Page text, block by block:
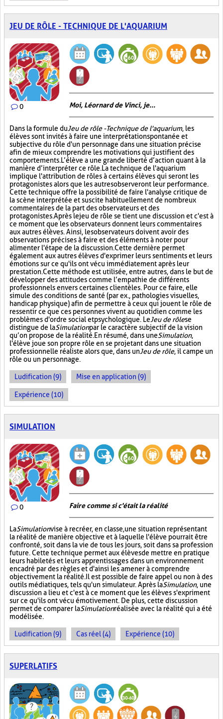
JEU DE RÔLE - TECHNIQUE DE L'AQUARIUM
0 Moi, Léornard de Vinci, je...
Dans la formule duJeu de rôle - Technique de l'aquarium, les
élèves sont invités à faire une interprétation spontanée et
subjective du rôle d'un personnage dans une situation précise
afin de mieux comprendre les motivations qui justifient des
comportements. L’élève a une grande liberté d’action quant à la
manière d’interpréter ce rôle. La technique de l'aquarium
implique l'attribution de rôles à certains élèves qui seront les
protagonistes alors que les autres observeront leur performance.
Cette technique offre la possibilité de faire l'analyse critique de
la scène interprétée et suscite habituellement de nombreux
commentaires de la part des observateurs et des
protagonistes. Après le jeu de rôle se tient une discussion et c'est à
ce moment que les observateurs donnent leurs commentaires
aux autres élèves. Ainsi, les observateurs doivent avoir des
observations précises à faire et des éléments à noter pour
alimenter l'étape de la discussion. Cette dernière permet
également aux autres élèves d'exprimer leurs sentiments et leurs
émotions sur ce qu'ils ont vécu immédiatement après leur
prestation. Cette méthode est utilisée, entre autres, dans le but de
développer des attitudes comme l’empathie de différents
professionnels envers certaines clientèles. Pour ce faire, elle
simule des conditions de santé (par ex., pathologies visuelles,
handicap physique) afin de permettre à ceux qui jouent le rôle de
ressentir ce que ces personnes vivent au quotidien comme les
problèmes d'ordre social et psychologique. LeJeu de rôlese
distingue de laSimulationpar le caractère subjectif de la vision
qu’on propose de la réalité. En résumé, dans uneSimulation,
l'élève joue son propre rôle en se projetant dans une situation
professionnelle réaliste alors que, dans unJeu de rôle, il campe un
rôle ou un personnage.
Ludification (9) Mise en application (9)
Expérience (10)
SIMULATION
0 Faire comme si c'était la réalité
LaSimulationvise à recréer, en classe, une situation représentant
la réalité de manière objective et à laquelle l'élève pourrait être
confronté, soit dans la vie de tous les jours, soit dans sa profession
future. Cette technique permet aux élèves de mettre en pratique
leurs habiletés et leurs apprentissages dans un environnement
encadré par des règles et d'ainsi les amener à comprendre
objectivement la réalité. Il est possible de faire appel ou non à des
outils médiatiques, tels qu'un simulateur. Après laSimulation, une
discussion a lieu et c'est à ce moment que les élèves s'expriment
sur ce qu'ils ont vécu émotivement. De plus, cette discussion
permet de comparer laSimulationréalisée avec la réalité qui a été
modélisée.
Ludification (9) Cas réel (4) Expérience (10)
SUPERLATIFS